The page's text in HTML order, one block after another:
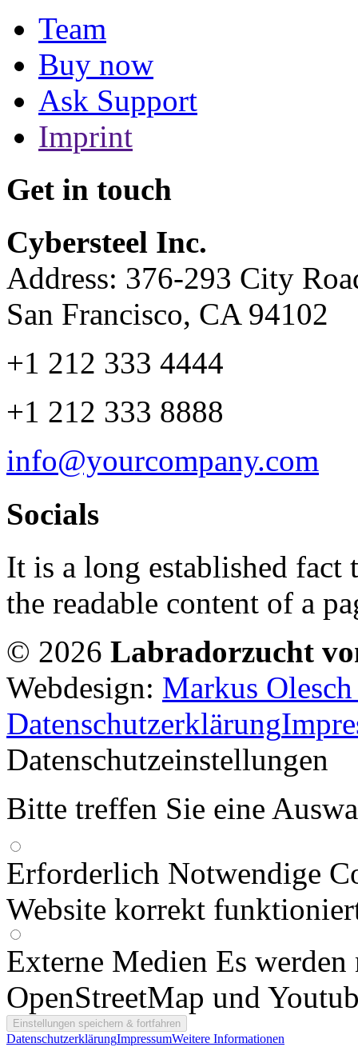
Team
Buy now
Ask Support
Imprint
Get in touch
Cybersteel Inc.
Address: 376-293 City
San Francisco, CA 94102
+1 212 333 4444
+1 212 333 8888
info@yourcompany.com
Socials
It is a long established fact
the readable content of a
© 2026 Labradorzucht
Webdesign: Markus
Datenschutzerklärung
Datenschutzeinstellungen
Bitte treffen Sie eine
Erforderlich Notwendige
Website korrekt
Externe Medien Es
OpenStreetMap und
DatenschutzerklärungImpressumWeitere Informationen